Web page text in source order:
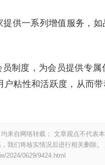
供一系列增值服务，
制度，为会员提供专
粘性和活跃度，从而
来自网络转载； 文章观点不代表
我们将核实情况后进行相关删除
2024/0629/9424.html